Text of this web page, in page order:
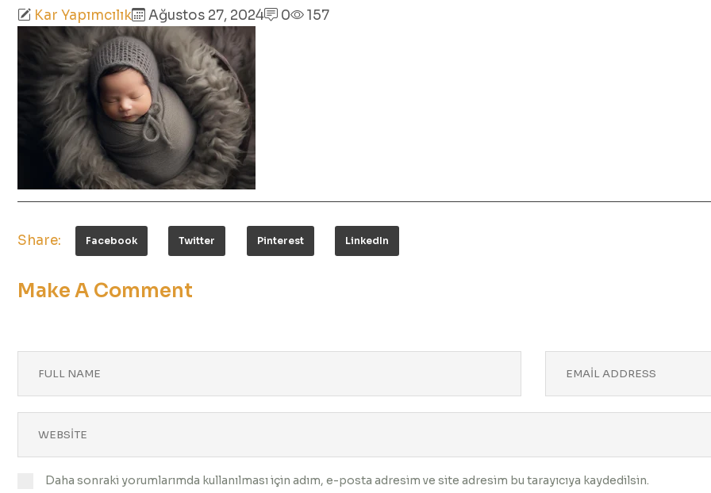
Kar Yapımcılık Ağustos 27, 2024 0 157
Share: Facebook Twitter Pinterest LinkedIn
Make A Comment
Daha sonraki yorumlarımda kullanılması için adım, e-posta adresim ve site adresim bu tarayıcıya kaydedilsin.